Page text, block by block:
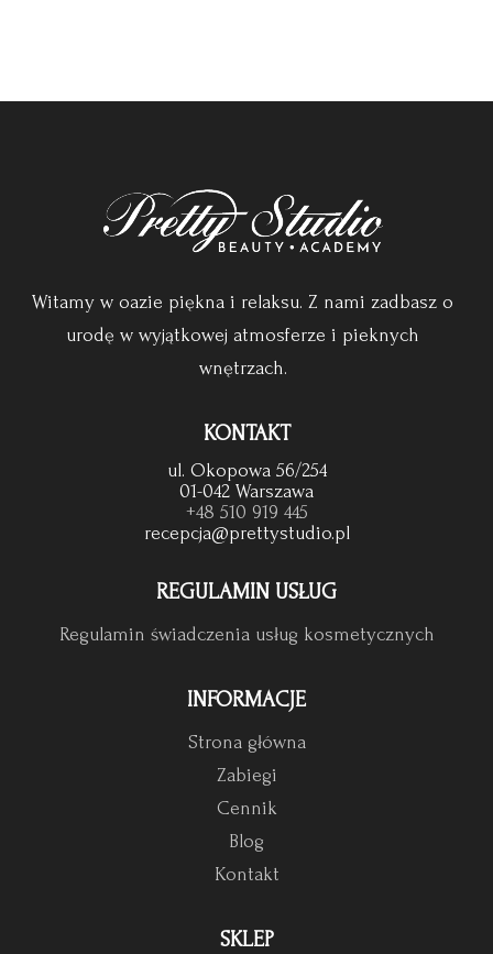
Witamy w oazie piękna i relaksu. Z nami zadbasz o
urodę w wyjątkowej atmosferze i pieknych
wnętrzach.
KONTAKT
ul. Okopowa 56/254
01-042 Warszawa
+48 510 919 445
recepcja@prettystudio.pl
REGULAMIN USŁUG
Regulamin świadczenia usług kosmetycznych
INFORMACJE
Strona główna
Zabiegi
Cennik
Blog
Kontakt
SKLEP